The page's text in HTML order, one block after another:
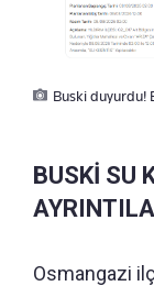
Buski duyurdu!
BUSKİ SU
Osmangazi